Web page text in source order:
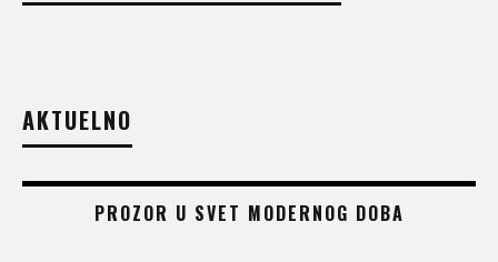
AKTUELNO
PROZOR U SVET MODERNOG DOBA